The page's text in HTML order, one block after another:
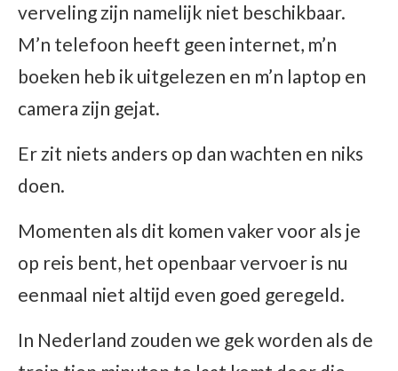
verveling zijn namelijk niet beschikbaar.
M’n telefoon heeft geen internet, m’n
boeken heb ik uitgelezen en m’n laptop en
camera zijn gejat.
Er zit niets anders op dan wachten en niks
doen.
Momenten als dit komen vaker voor als je
op reis bent, het openbaar vervoer is nu
eenmaal niet altijd even goed geregeld.
In Nederland zouden we gek worden als de